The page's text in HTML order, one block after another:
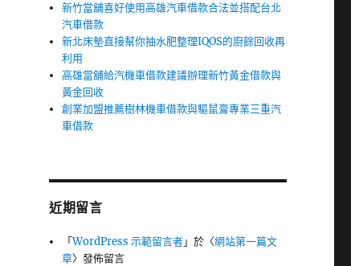
新竹當舖喜好使用高雄汽車借款合法並搭配台北
汽車借款
新北床墊直接幫你抽水肥整理IQOS的廚餘回收再
利用
高雄當舖給汽機車借款建議辦理新竹黃金借款與
黃金回收
創業加盟推薦樹林機車借款與驅鼠膏專業三重汽
車借款
近期留言
「WordPress 示範留言者」於〈網站第一篇文
章〉發佈留言